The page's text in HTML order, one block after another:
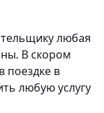
любая
В скором
поездке в
любую услугу